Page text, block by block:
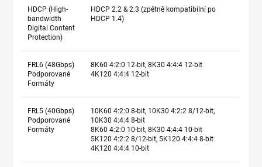
HDCP (High-
bandwidth
Digital Content
Protection)
HDCP 2.2 & 2.3 (zpětně kompatibilní po
HDCP 1.4)
FRL6 (48Gbps)
Podporované
Formáty
8K60 4:2:0 12-bit, 8K30 4:4:4 12-bit
4K120 4:4:4 12-bit
FRL5 (40Gbps)
Podporované
Formáty
10K60 4:2:0 8-bit, 10K30 4:2:2 8/12-bit,
10K30 4:4:4 8-bit
8K60 4:2:0 10-bit, 8K30 4:4:4 10-bit
5K120 4:2:2 8/12-bit, 5K120 4:4:4 8-bit
4K120 4:4:4 10-bit